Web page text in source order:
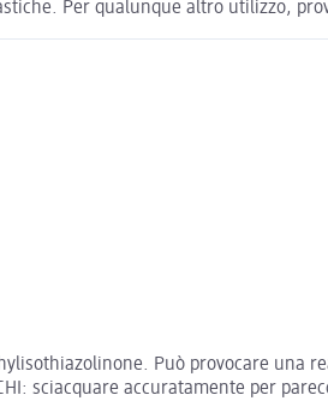
Per qualunque altro utilizzo,
Può provocare
sciacquare accuratamente per